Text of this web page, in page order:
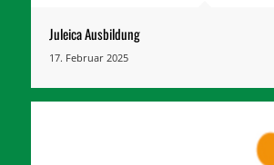
Juleica Ausbildung
17. Februar 2025